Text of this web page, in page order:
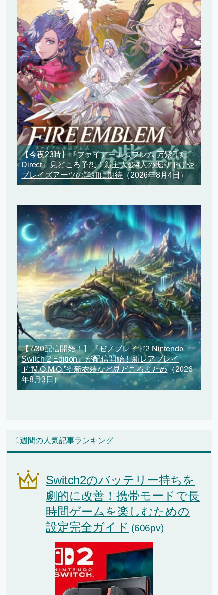
【今夜23時】『ファイアーエムブレム 万紫千紅
Direct』見どころ予想！新主人公4人の掘り下げや
ブレイズアーツの詳細に期待 （2026年8月4日）
【7/30配信開始！】『ゼノブレイド2 Nintendo
Switch 2 Edition』が配信開始！新レアブレイ
ド“M.O.M.O.”や新衣装など見どころまとめ（2026
年8月3日）
1週間の人気記事ランキング
Switch2のバッテリー持ちを
劇的に改善！携帯モードで長
時間ゲームを楽しむための
設定完全ガイド (606pv)